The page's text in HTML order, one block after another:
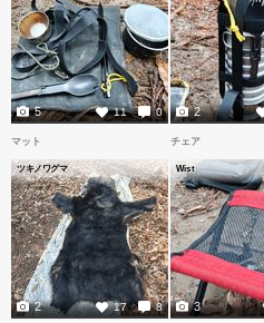
11 0
5 2
マット
ツキノワグマ
17 8
2
チェア
Wist
3